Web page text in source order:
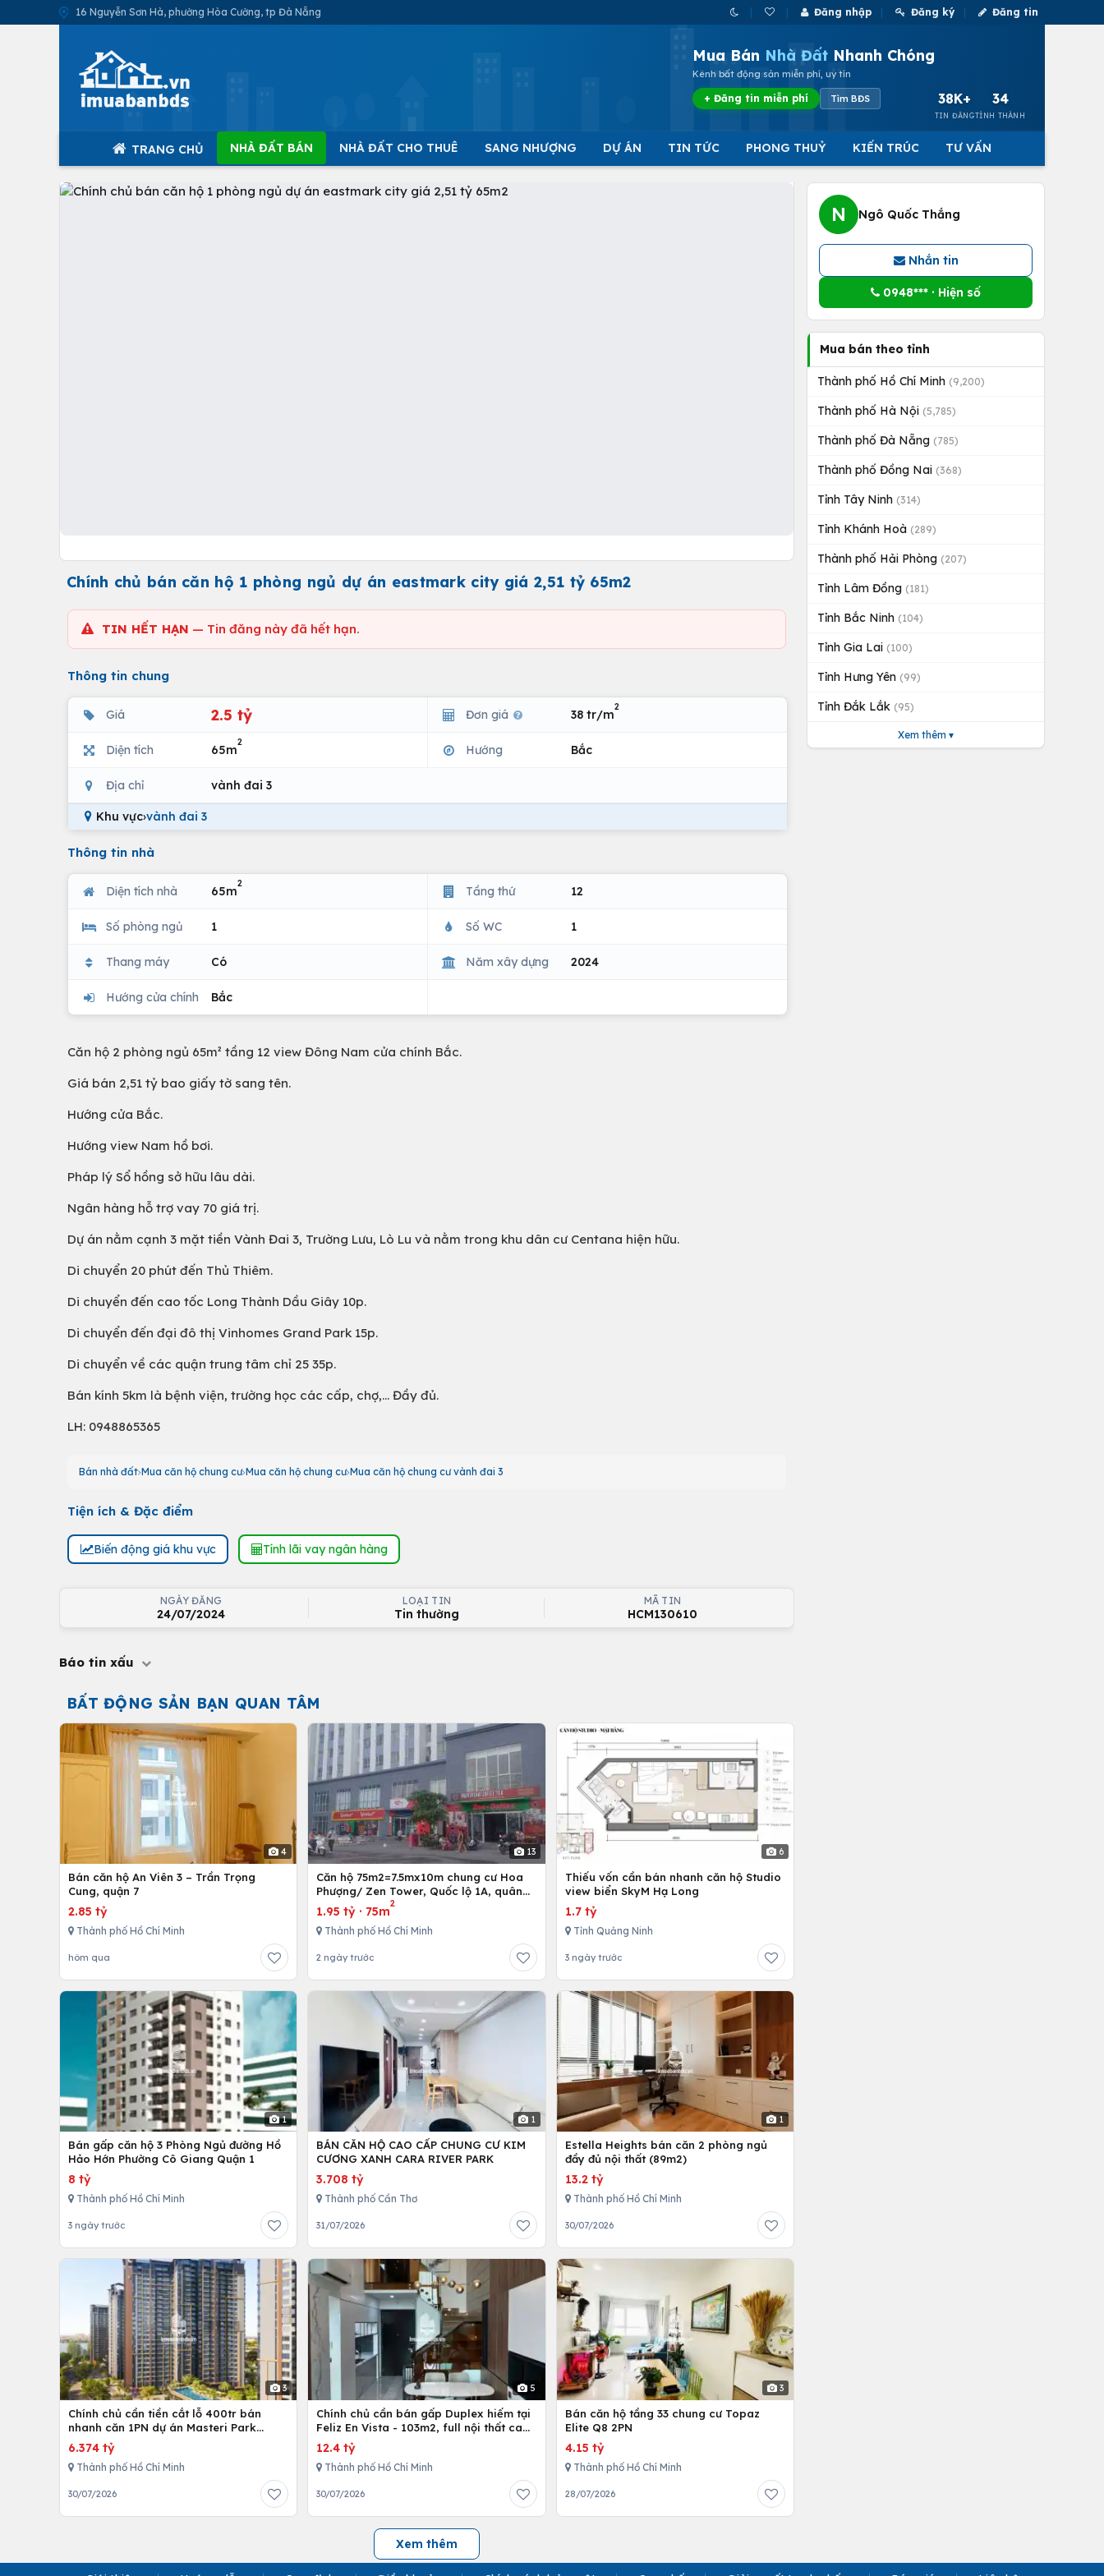
16 Nguyễn Sơn Hà, phường Hòa Cường, tp Đà Nẵng Đăng nhập Đăng ký Đăng tin
Mua Bán Nhà Đất Nhanh Chóng
Kênh bất động sản miễn phí, uy tín
+ Đăng tin miễn phí Tìm BĐS 38K+
TIN ĐĂNG
34
TỈNH THÀNH
TRANG CHỦ NHÀ ĐẤT BÁN NHÀ ĐẤT CHO THUÊ SANG NHƯỢNG DỰ ÁN TIN TỨC PHONG THUỶ KIẾN TRÚC TƯ VẤN
Chính chủ bán căn hộ 1 phòng ngủ dự án eastmark city giá 2,51 tỷ 65m2
TIN HẾT HẠN — Tin đăng này đã hết hạn.
Thông tin chung
Giá 2.5 tỷ Đơn giá 38 tr/m
2
Diện tích 65m
2
Hướng Bắc
Địa chỉ vành đai 3
Khu vực›vành đai 3
Thông tin nhà
Diện tích nhà 65m
2
Tầng thứ 12
Số phòng ngủ 1 Số WC 1
Thang máy Có Năm xây dựng 2024
Hướng cửa chính Bắc
Căn hộ 2 phòng ngủ 65m² tầng 12 view Đông Nam cửa chính Bắc.
Giá bán 2,51 tỷ bao giấy tờ sang tên.
Hướng cửa Bắc.
Hướng view Nam hồ bơi.
Pháp lý Sổ hồng sở hữu lâu dài.
Ngân hàng hỗ trợ vay 70 giá trị.
Dự án nằm cạnh 3 mặt tiền Vành Đai 3, Trường Lưu, Lò Lu và nằm trong khu dân cư Centana hiện hữu.
Di chuyển 20 phút đến Thủ Thiêm.
Di chuyển đến cao tốc Long Thành Dầu Giây 10p.
Di chuyển đến đại đô thị Vinhomes Grand Park 15p.
Di chuyển về các quận trung tâm chỉ 25 35p.
Bán kính 5km là bệnh viện, trường học các cấp, chợ,... Đầy đủ.
LH: 0948865365
Bán nhà đất Mua căn hộ chung cư Mua căn hộ chung cư Mua căn hộ chung cư vành đai 3
Tiện ích & Đặc điểm
Biến động giá khu vực Tính lãi vay ngân hàng
NGÀY ĐĂNG
24/07/2024
LOẠI TIN
Tin thường
MÃ TIN
HCM130610
Báo tin xấu
BẤT ĐỘNG SẢN BẠN QUAN TÂM
4
Bán căn hộ An Viên 3 – Trần Trọng
Cung, quận 7
2.85 tỷ
Thành phố Hồ Chí Minh
hôm qua
13
Căn hộ 75m2=7.5mx10m chung cư Hoa
Phượng/ Zen Tower, Quốc lộ 1A, quân
12,Tp. Hồ Chí Minh, Việt Nam
1.95 tỷ · 75m
2
Thành phố Hồ Chí Minh
2 ngày trước
6
Thiếu vốn cần bán nhanh căn hộ Studio
view biển SkyM Hạ Long
1.7 tỷ
Tỉnh Quảng Ninh
3 ngày trước
1
Bán gấp căn hộ 3 Phòng Ngủ đường Hồ
Hảo Hớn Phường Cô Giang Quận 1
8 tỷ
Thành phố Hồ Chí Minh
3 ngày trước
1
BÁN CĂN HỘ CAO CẤP CHUNG CƯ KIM
CƯƠNG XANH CARA RIVER PARK
3.708 tỷ
Thành phố Cần Thơ
31/07/2026
1
Estella Heights bán căn 2 phòng ngủ
đầy đủ nội thất (89m2)
13.2 tỷ
Thành phố Hồ Chí Minh
30/07/2026
3
Chính chủ cần tiền cắt lỗ 400tr bán
nhanh căn 1PN dự án Masteri Park
Place
6.374 tỷ
Thành phố Hồ Chí Minh
30/07/2026
5
Chính chủ cần bán gấp Duplex hiếm tại
Feliz En Vista - 103m2, full nội thất cao
cấp
12.4 tỷ
Thành phố Hồ Chí Minh
30/07/2026
3
Bán căn hộ tầng 33 chung cư Topaz
Elite Q8 2PN
4.15 tỷ
Thành phố Hồ Chí Minh
28/07/2026
Xem thêm
N Ngô Quốc Thắng
Nhắn tin
0948*** · Hiện số
Mua bán theo tỉnh
Thành phố Hồ Chí Minh (9,200)
Thành phố Hà Nội (5,785)
Thành phố Đà Nẵng (785)
Thành phố Đồng Nai (368)
Tỉnh Tây Ninh (314)
Tỉnh Khánh Hoà (289)
Thành phố Hải Phòng (207)
Tỉnh Lâm Đồng (181)
Tỉnh Bắc Ninh (104)
Tỉnh Gia Lai (100)
Tỉnh Hưng Yên (99)
Tỉnh Đắk Lắk (95)
Xem thêm ▾